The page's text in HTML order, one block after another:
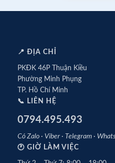
📍 ĐỊA CHỈ
PKĐK 46P Thuận Kiều
Phường Minh Phụng
TP. Hồ Chí Minh
📞 LIÊN HỆ
0794.495.493
Có Zalo · Viber · Telegram ·
🕐 GIỜ LÀM VIỆC